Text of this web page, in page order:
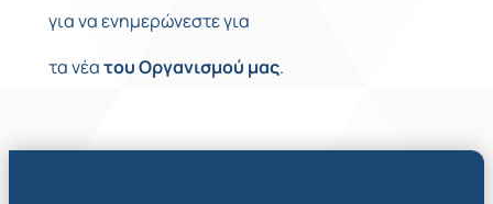
για να ενημερώνεστε για
τα νέατουΟργανισμού μας.